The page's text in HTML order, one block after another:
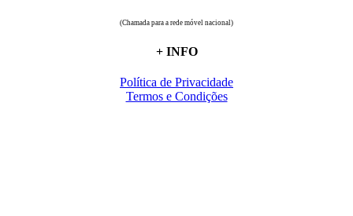
(Chamada para a rede móvel nacional)
+ INFO
Política de Privacidade
Termos e Condições